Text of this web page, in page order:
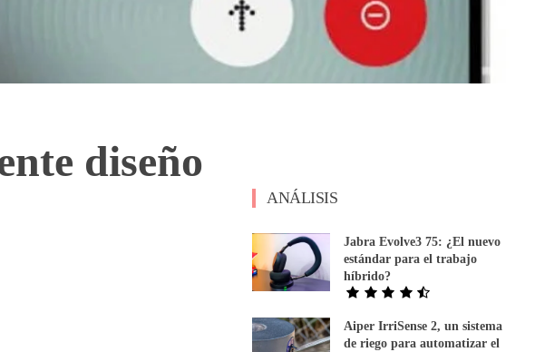
diseño
ANÁLISIS
Jabra Evolve3 75: ¿El nuevo
estándar para el trabajo
híbrido?
Aiper IrriSense 2, un sistema
de riego para automatizar el